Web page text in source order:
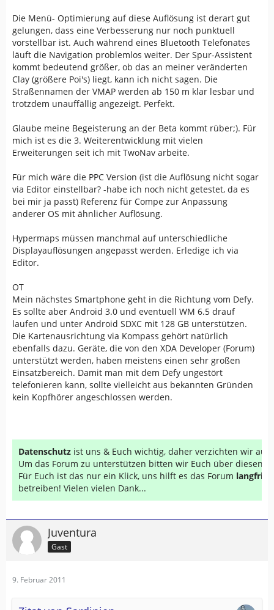
Die Menü- Optimierung auf diese Auflösung ist derart gut
gelungen, dass eine Verbesserung nur noch punktuell
vorstellbar ist. Auch während eines Bluetooth Telefonates
läuft die Navigation problemlos weiter. Der Spur-Assistent
kommt bedeutend größer, ob das an meiner veränderten
Clay (größere Poi's) liegt, kann ich nicht sagen. Die
Straßennamen der VMAP werden ab 150 m klar lesbar und
trotzdem unauffällig angezeigt. Perfekt.
Glaube meine Begeisterung an der Beta kommt rüber;). Für
mich ist es die 3. Weiterentwicklung mit vielen
Erweiterungen seit ich mit TwoNav arbeite.
Für mich wäre die PPC Version (ist die Auflösung nicht sogar
via Editor einstellbar? -habe ich noch nicht getestet, da es
bei mir ja passt) Referenz für Compe zur Anpassung
anderer OS mit ähnlicher Auflösung.
Hypermaps müssen manchmal auf unterschiedliche
Displayauflösungen angepasst werden. Erledige ich via
Editor.
OT
Mein nächstes Smartphone geht in die Richtung vom Defy.
Es sollte aber Android 3.0 und eventuell WM 6.5 drauf
laufen und unter Android SDXC mit 128 GB unterstützen.
Die Kartenausrichtung via Kompass gehört natürlich
ebenfalls dazu. Geräte, die von den XDA Developer (Forum)
unterstützt werden, haben meistens einen sehr großen
Einsatzbereich. Damit man mit dem Defy ungestört
telefonieren kann, sollte vielleicht aus bekannten Gründen
kein Kopfhörer angeschlossen werden.
Datenschutz ist uns & Euch wichtig, daher verzichten wir auf
Um das Forum zu unterstützen bitten wir Euch über diesen
Für Euch ist das nur ein Klick, uns hilft es das Forum
betreiben! Vielen vielen Dank...
Juventura
Gast
9. Februar 2011